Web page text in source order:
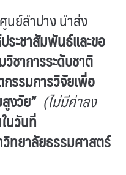
ย์ลำปาง นำส่ง
ระชาสัมพันธ์และขอ
วิชาการระดับชาติ
รรมการวิจัยเพื่อ
งวัย” (ไม่มีค่าลง
นวันที่
ทยาลัยธรรมศาสตร์